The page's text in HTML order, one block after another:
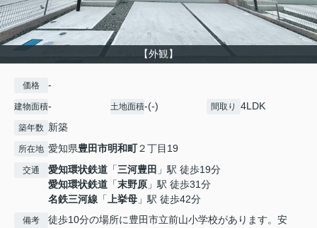
【外観】
価格 -
建物面積- 土地面積-(-) 間取り 4LDK
築年数 新築
所在地 愛知県豊田市明和町２丁目19
交通 愛知環状鉄道 「三河豊田 」駅 徒歩19分
愛知環状鉄道 「末野原 」駅 徒歩31分
名鉄三河線 「上挙母 」駅 徒歩42分
備考
徒歩10分の場所に豊田市立前山小学校があります。安